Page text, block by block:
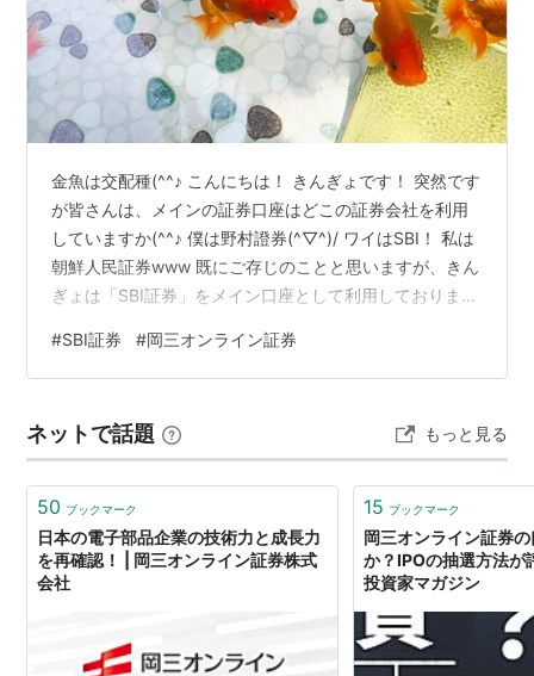
金魚は交配種(^^♪ こんにちは！ きんぎょです！ 突然です
が皆さんは、メインの証券口座はどこの証券会社を利用
していますか(^^♪ 僕は野村證券(^▽^)/ ワイはSBI！ 私は
朝鮮人民証券www 既にご存じのことと思いますが、きん
ぎょは「SBI証券」をメイン口座として利用しております
けでカウントすれば、以下の証券会社の口座も保有中で
あります！ ・SBIネオトレード証券 ・野村證券 ・岡三オ
券 ・大和コネクト証券 え～💦こんなに持ってるの～！？
昔は「楽天証券」や「松井証券」、「D…
#SBI証券 #岡三オンライン証券
ネットで話題 もっと見る
50 ブックマーク
日本の電子部品企業の技術力と成長力
を再確認！ | 岡三オンライン証券株式
会社
15 ブックマーク
岡三オンライン証券
か？IPOの抽選方法が
投資家マガジン